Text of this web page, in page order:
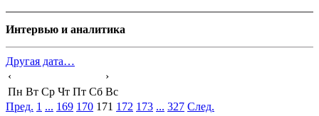
Интервью и аналитика
Другая дата…
‹
›
Пн Вт Ср Чт Пт Сб Вс
Пред. 1 ... 169 170 171 172 173 ... 327 След.